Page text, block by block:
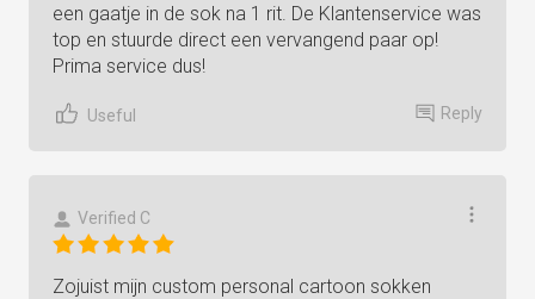
een gaatje in de sok na 1 rit. De Klantenservice was
top en stuurde direct een vervangend paar op!
Prima service dus!
Useful Reply
Verified C
Zojuist mijn custom personal cartoon sokken